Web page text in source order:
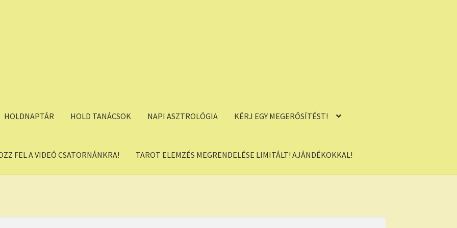
HOLDNAPTÁR HOLD TANÁCSOK NAPI ASZTROLÓGIA KÉRJ EGY MEGERŐSÍTÉST!
FEL A VIDEÓ CSATORNÁNKRA! TAROT ELEMZÉS MEGRENDELÉSE LIMITÁLT! AJÁNDÉKOKKAL!